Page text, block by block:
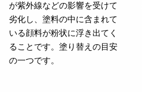
が紫外線などの影響を受けて
劣化し、塗料の中に含まれて
いる顔料が粉状に浮き出てく
ることです。塗り替えの目安
の一つです。